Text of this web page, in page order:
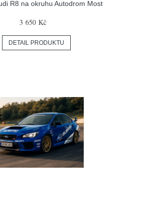
R8 na okruhu Autodrom Most
3 650 Kč
DETAIL PRODUKTU